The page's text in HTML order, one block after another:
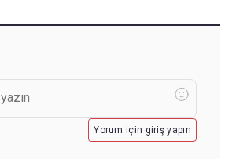
Yorum için giriş yapın